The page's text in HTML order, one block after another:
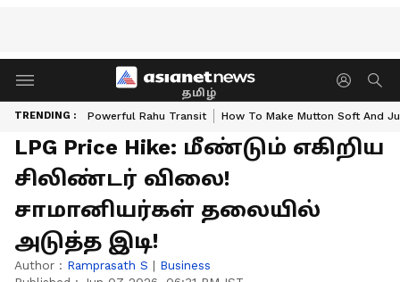
தமிழ்
TRENDING : Powerful Rahu Transit How To Make Mutton Soft And
LPG Price Hike: மீண்டும் எகிறிய
சிலிண்டர் விலை!
சாமானியர்கள் தலையில்
அடுத்த இடி!
Author : Ramprasath S | Business